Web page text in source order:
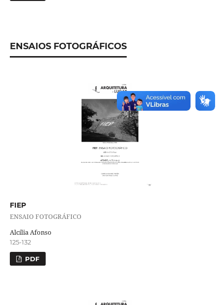
ENSAIOS FOTOGRÁFICOS
FIEP
ENSAIO FOTOGRÁFICO
Alcília Afonso
125-132
PDF